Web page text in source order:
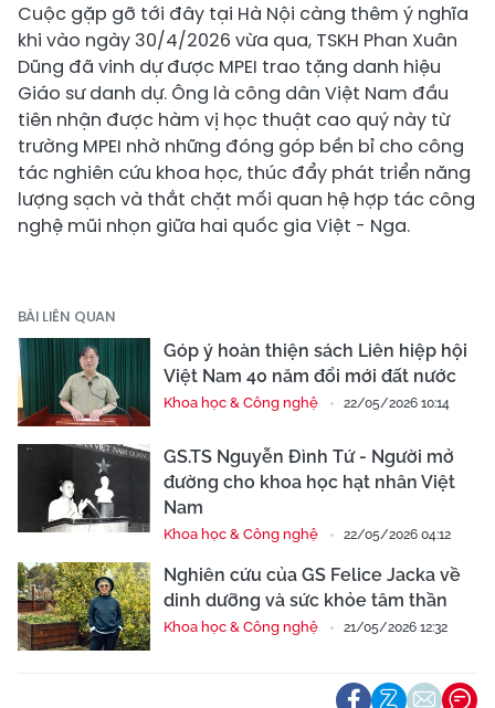
Cuộc gặp gỡ tới đây tại Hà Nội càng thêm ý nghĩa
khi vào ngày 30/4/2026 vừa qua, TSKH Phan Xuân
Dũng đã vinh dự được MPEI trao tặng danh hiệu
Giáo sư danh dự. Ông là công dân Việt Nam đầu
tiên nhận được hàm vị học thuật cao quý này từ
trường MPEI nhờ những đóng góp bền bỉ cho công
tác nghiên cứu khoa học, thúc đẩy phát triển năng
lượng sạch và thắt chặt mối quan hệ hợp tác công
nghệ mũi nhọn giữa hai quốc gia Việt - Nga.
BÀI LIÊN QUAN
Góp ý hoàn thiện sách Liên hiệp hội
Việt Nam 40 năm đổi mới đất nước
Khoa học & Công nghệ 22/05/2026 10:14
GS.TS Nguyễn Đình Tứ - Người mở
đường cho khoa học hạt nhân Việt
Nam
Khoa học & Công nghệ 22/05/2026 04:12
Nghiên cứu của GS Felice Jacka về
dinh dưỡng và sức khỏe tâm thần
Khoa học & Công nghệ 21/05/2026 12:32